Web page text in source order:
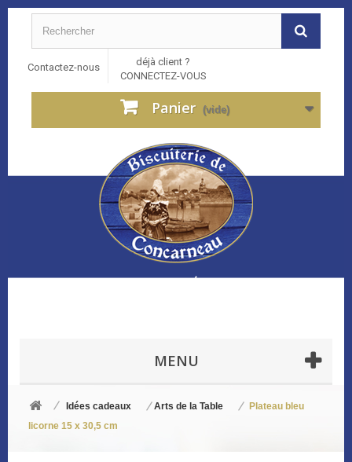
Contactez-nous
déjà client ?
CONNECTEZ-VOUS
Panier (vide)
MENU
Idées cadeaux Arts de la Table
Plateau bleu
licorne 15 x 30,5 cm